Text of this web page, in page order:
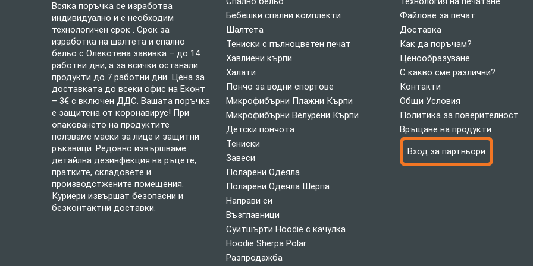
Всяка поръчка се изработва
индивидуално и е необходим
технологичен срок . Срок за
изработка на шалтета и спално
бельо с Олекотена завивка – до 14
работни дни, а за всички останали
продукти до 7 работни дни. Цена за
доставката до всеки офис на Еконт
– 3€ с включен ДДС. Вашата поръчка
е защитена от коронавирус! При
опаковането на продуктите
ползваме маски за лице и защитни
ръкавици. Редовно извършваме
детайлна дезинфекция на ръцете,
пратките, складовете и
производстжените помещения.
Куриери извършат безопасни и
безконтактни доставки.
Бебешки спални комплекти
Шалтета
Тениски с пълноцветен печат
Хавлиени кърпи
Халати
Пончо за водни спортове
Микрофибърни Плажни Кърпи
Микрофибърни Велурени Кърпи
Детски пончота
Тениски
Завеси
Поларени Одеяла
Поларени Одеяла Шерпа
Направи си
Възглавници
Суитшърти Hoodie с качулка
Hoodie Sherpa Polar
Разпродажба
Файлове за печат
Доставка
Как да поръчам?
Ценообразуване
С какво сме различни?
Контакти
Общи Условия
Политика за поверителност
Връщане на продукти
Вход за партньори